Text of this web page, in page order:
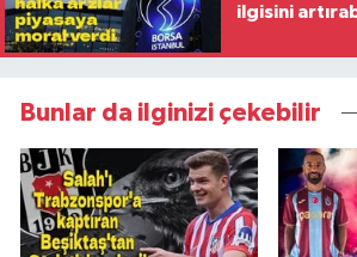
ilgisini
Bunlar da ilginizi çekebilir